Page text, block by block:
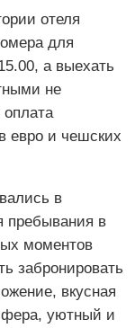
отеля
для
а выехать
не
оплата
евро и чешских
в
пребывания в
моментов
забронировать
вкусная
уютный и